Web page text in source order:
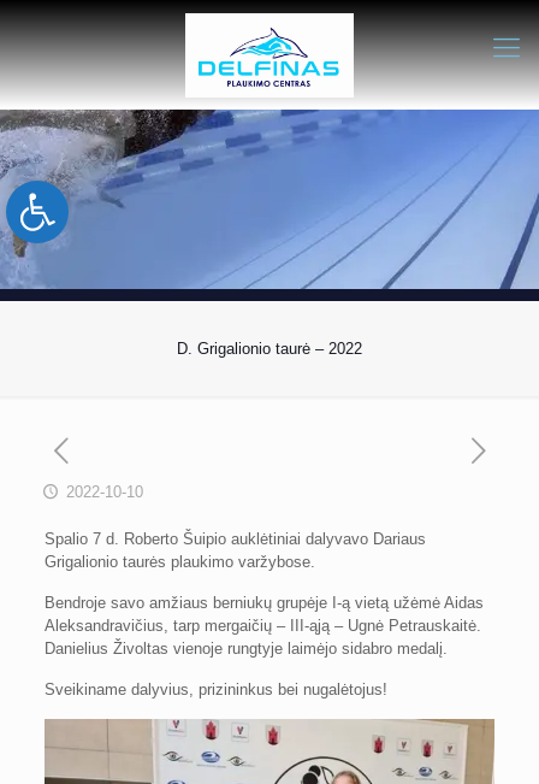
Open toolbar
D. Grigalionio taurė – 2022
2022-10-10
Spalio 7 d. Roberto Šuipio auklėtiniai dalyvavo Dariaus
Grigalionio taurės plaukimo varžybose.
Bendroje savo amžiaus berniukų grupėje I-ą vietą užėmė Aidas
Aleksandravičius, tarp mergaičių – III-ąją – Ugnė Petrauskaitė.
Danielius Živoltas vienoje rungtyje laimėjo sidabro medalį.
Sveikiname dalyvius, prizininkus bei nugalėtojus!